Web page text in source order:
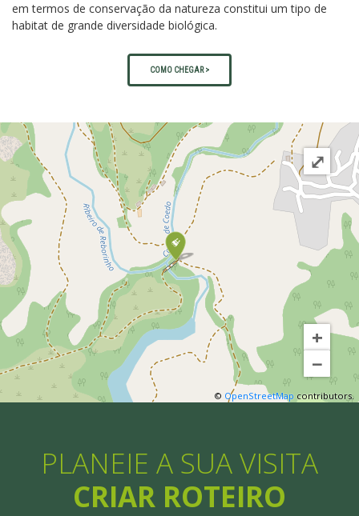
em termos de conservação da natureza constitui um tipo de
habitat de grande diversidade biológica.
COMO CHEGAR >
+
−
© OpenStreetMap contributors.
⤢
PLANEIE A SUA VISITA
CRIAR ROTEIRO